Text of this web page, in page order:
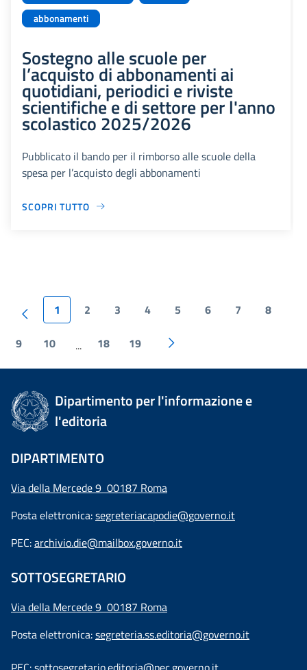
abbonamenti
Sostegno alle scuole per
l’acquisto di abbonamenti ai
quotidiani, periodici e riviste
scientifiche e di settore per l'anno
scolastico 2025/2026
Pubblicato il bando per il rimborso alle scuole della
spesa per l’acquisto degli abbonamenti
SCOPRI TUTTO
1 2 3 4 5 6 7 8
9 10 ... 18 19
Dipartimento per l'informazione e
l'editoria
DIPARTIMENTO
Via della Mercede 9 00187 Roma
Posta elettronica:segreteriacapodie@governo.it
PEC:archivio.die@mailbox.governo.it
SOTTOSEGRETARIO
Via della Mercede 9 00187 Roma
Posta elettronica:segreteria.ss.editoria@governo.it